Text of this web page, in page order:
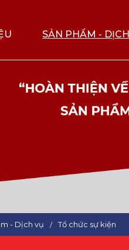
SẢN PHẨM -
- Dịch vụ Tổ chức sự kiện